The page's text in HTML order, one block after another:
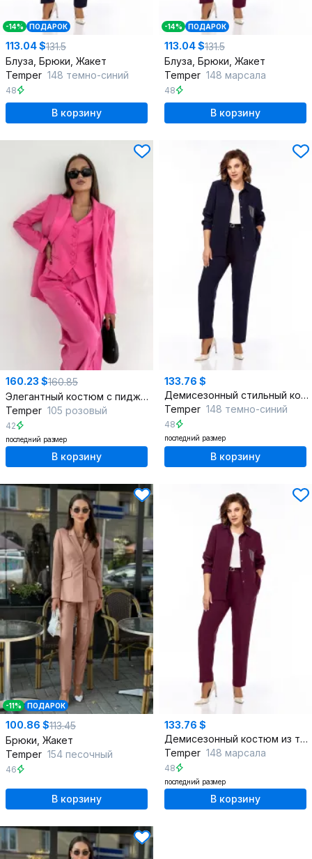
-14% ПОДАРОК
113.04 $131.5
Блуза, Брюки, Жакет
Temper 148 темно-синий
48
В корзину
-14% ПОДАРОК
113.04 $131.5
Блуза, Брюки, Жакет
Temper 148 марсала
48
В корзину
160.23 $160.85
Элегантный костюм с пиджаком, брюками и жилетом из текстиля
Temper 105 розовый
42
последний размер
В корзину
133.76 $
Демисезонный стильный костюм из синего текстиля
Temper 148 темно-синий
48
последний размер
В корзину
-11% ПОДАРОК
100.86 $113.45
Брюки, Жакет
Temper 154 песочный
46
В корзину
133.76 $
Демисезонный костюм из текстиля с жакетом и брюками
Temper 148 марсала
48
последний размер
В корзину